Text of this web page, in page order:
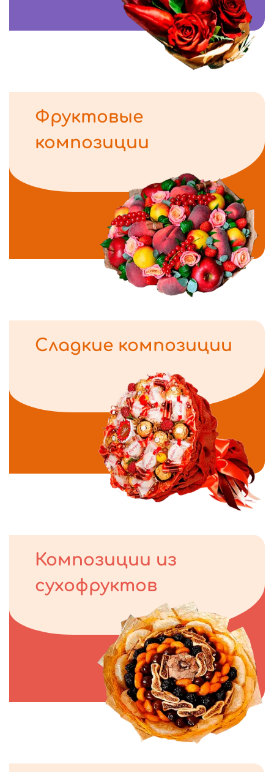
Фруктовые
композиции
Сладкие композиции
Композиции из
сухофруктов